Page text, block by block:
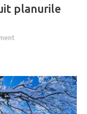
planurile